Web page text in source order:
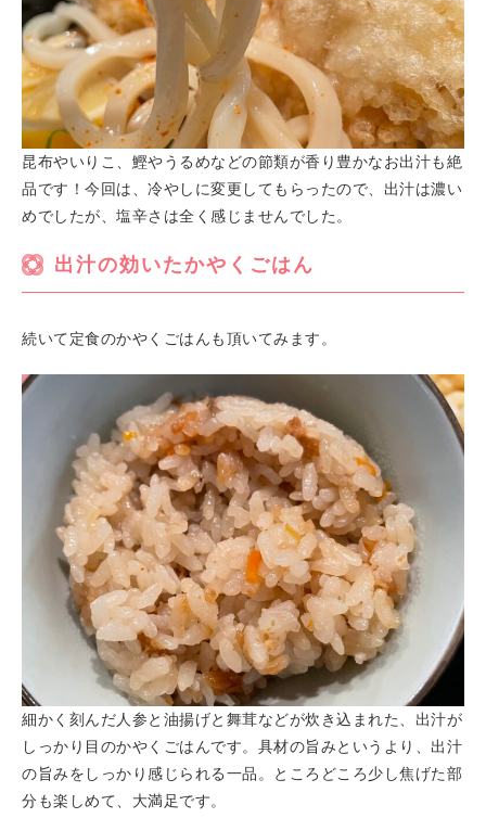
昆布やいりこ、鰹やうるめなどの節類が香り豊かなお出汁も絶
品です！今回は、冷やしに変更してもらったので、出汁は濃い
めでしたが、塩辛さは全く感じませんでした。
出汁の効いたかやくごはん
続いて定食のかやくごはんも頂いてみます。
細かく刻んだ人参と油揚げと舞茸などが炊き込まれた、出汁が
しっかり目のかやくごはんです。具材の旨みというより、出汁
の旨みをしっかり感じられる一品。ところどころ少し焦げた部
分も楽しめて、大満足です。